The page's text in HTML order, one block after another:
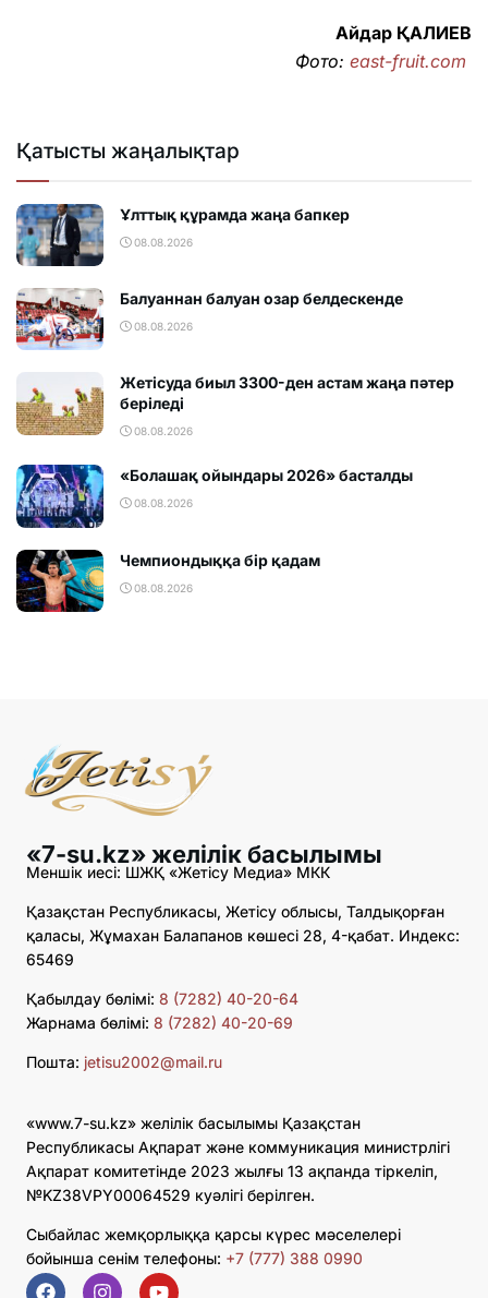
Айдар ҚАЛИЕВ
Фото: east-fruit.com
Қатысты жаңалықтар
Ұлттық құрамда жаңа бапкер
08.08.2026
Балуаннан балуан озар белдескенде
08.08.2026
Жетісуда биыл 3300-ден астам жаңа пәтер
беріледі
08.08.2026
«Болашақ ойындары 2026» басталды
08.08.2026
Чемпиондыққа бір қадам
08.08.2026
«7-su.kz» желілік басылымы
Меншік иесі: ШЖҚ «Жетісу Медиа» МКК
Қазақстан Республикасы, Жетісу облысы, Талдықорған
қаласы, Жұмахан Балапанов көшесі 28, 4-қабат. Индекс:
65469
Қабылдау бөлімі: 8 (7282) 40-20-64
Жарнама бөлімі: 8 (7282) 40-20-69
Пошта: jetisu2002@mail.ru
«www.7-su.kz» желілік басылымы Қазақстан
Республикасы Ақпарат және коммуникация министрлігі
Ақпарат комитетінде 2023 жылғы 13 ақпанда тіркеліп,
№KZ38VPY00064529 куәлігі берілген.
Сыбайлас жемқорлыққа қарсы күрес мәселелері
бойынша сенім телефоны: +7 (777) 388 0990